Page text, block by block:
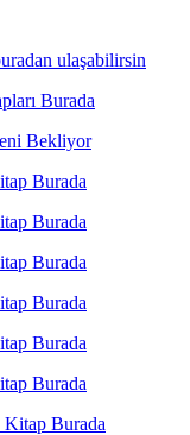
ulaşabilirsin
Burada
Bekliyor
Burada
Burada
Burada
Burada
Burada
Burada
Burada